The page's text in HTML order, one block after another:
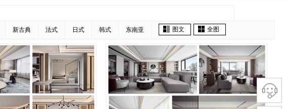
新古典 法式 日式 韩式 东南亚 图文 全图